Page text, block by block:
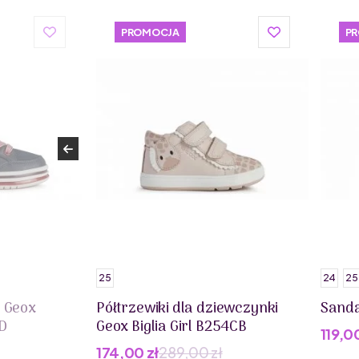
PROMOCJA
25
Półtrzewiki dla dziewczynki
Geox Biglia Girl B254CB
289,00zł
174,00 zł
24 25